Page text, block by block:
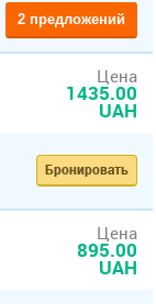
2 предложений
Цена
1435.00
UAH
Бронировать
Цена
895.00
UAH